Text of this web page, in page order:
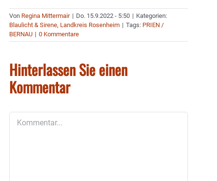
Von Regina Mittermair | Do. 15.9.2022 - 5:50 | Kategorien:
Blaulicht & Sirene, Landkreis Rosenheim | Tags: PRIEN /
BERNAU | 0 Kommentare
Hinterlassen Sie einen
Kommentar